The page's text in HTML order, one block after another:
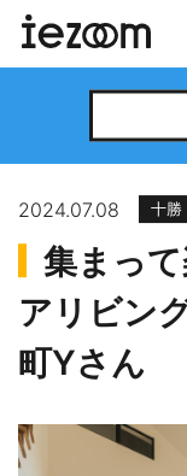
2024.07.08 十勝
集まっ
アリビン
町Yさん